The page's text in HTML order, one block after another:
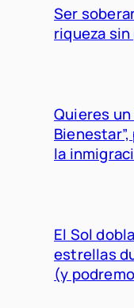
Ser
riqueza
Quieres un
la
El Sol
estrellas
(y